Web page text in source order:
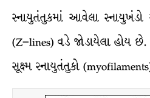
સ્નાયુતંતુકમાં આવેલા
(Z–lines) વડે જોડાયેલા હોય
સૂક્ષ્મ સ્નાયુતંતુકો